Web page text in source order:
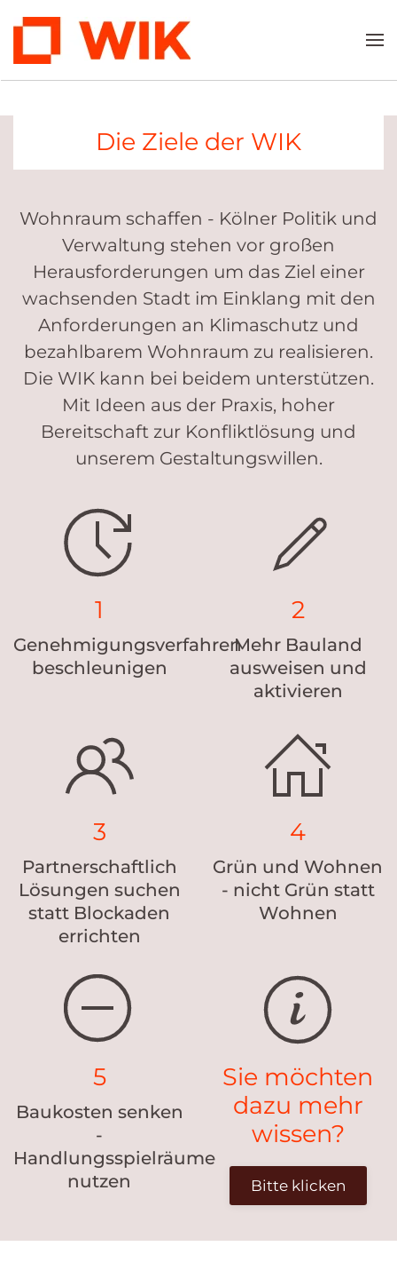
Zum Hauptinhalt springen
Köln baut bezahlbar
In einem gemeinsamen Dialogprozess haben Verwaltung
schneller machen sollen.
Die Ziele der WIK
Wohnraum schaffen - Kölner Politik und
Verwaltung stehen vor großen
Herausforderungen um das Ziel einer
wachsenden Stadt im Einklang mit den
Anforderungen an Klimaschutz und
bezahlbarem Wohnraum zu realisieren.
Die WIK kann bei beidem unterstützen.
Mit Ideen aus der Praxis, hoher
Bereitschaft zur Konfliktlösung und
unserem Gestaltungswillen.
1
Genehmigungsverfahren
beschleunigen
2
Mehr Bauland
ausweisen und
aktivieren
3
Partnerschaftlich
Lösungen suchen
statt Blockaden
errichten
4
Grün und Wohnen
- nicht Grün statt
Wohnen
5
Baukosten senken
-
Handlungsspielräume
nutzen
Sie möchten
dazu mehr
wissen?
Bitte klicken